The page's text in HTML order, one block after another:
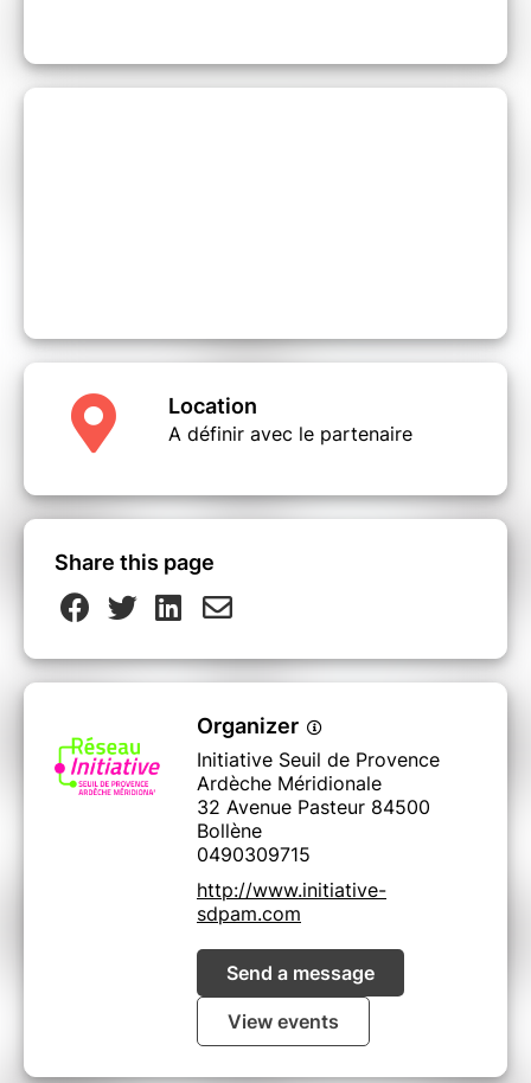
Location
A définir avec le partenaire
Share this page
Organizer
Initiative Seuil de Provence
Ardèche Méridionale
32 Avenue Pasteur 84500
Bollène
0490309715
http://www.initiative-
sdpam.com
Send a message
View events